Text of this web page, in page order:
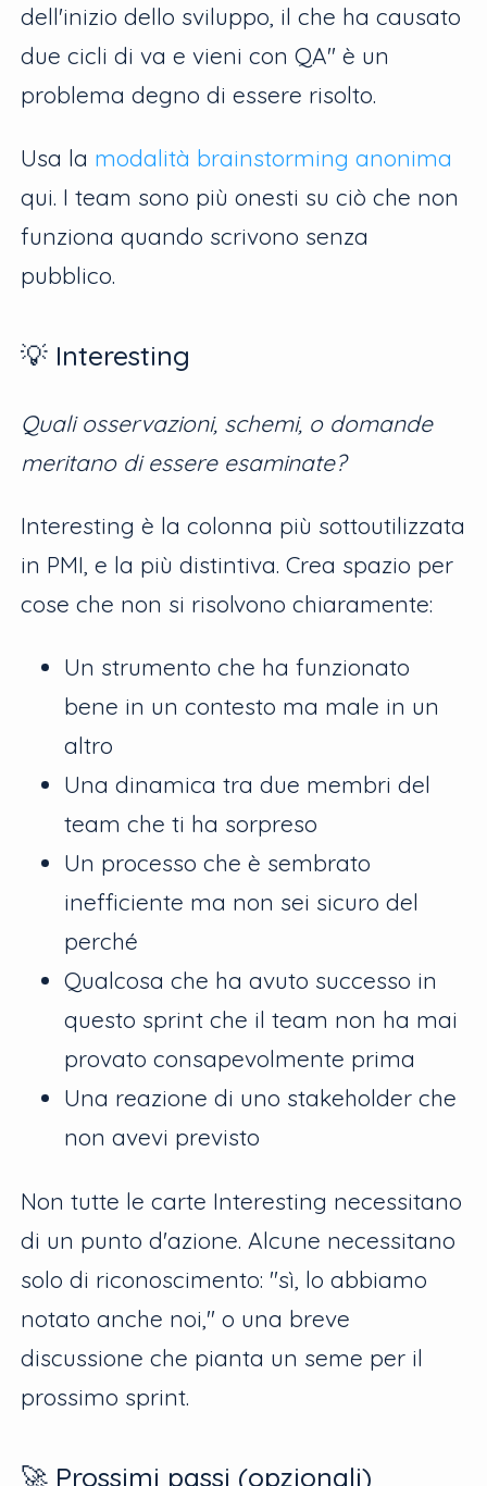
dell'inizio dello sviluppo, il che ha causato
due cicli di va e vieni con QA" è un
problema degno di essere risolto.
Usa la modalità brainstorming anonima
qui. I team sono più onesti su ciò che non
funziona quando scrivono senza
pubblico.
💡 Interesting
Quali osservazioni, schemi, o domande
meritano di essere esaminate?
Interesting è la colonna più sottoutilizzata
in PMI, e la più distintiva. Crea spazio per
cose che non si risolvono chiaramente:
Un strumento che ha funzionato
bene in un contesto ma male in un
altro
Una dinamica tra due membri del
team che ti ha sorpreso
Un processo che è sembrato
inefficiente ma non sei sicuro del
perché
Qualcosa che ha avuto successo in
questo sprint che il team non ha mai
provato consapevolmente prima
Una reazione di uno stakeholder che
non avevi previsto
Non tutte le carte Interesting necessitano
di un punto d'azione. Alcune necessitano
solo di riconoscimento: "sì, lo abbiamo
notato anche noi," o una breve
discussione che pianta un seme per il
prossimo sprint.
🚀 Prossimi passi (opzionali)